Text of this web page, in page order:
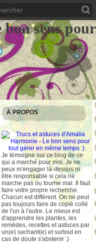
sens pour
À PROPOS
Je témoigne sur ce blog de ce
qui a marché pour moi. Je ne
peux m'engager là-dessus ni
être responsable si cela ne
marche pas ou tourne mal. Il faut
faire votre propre recherche.
Chacun est différent. On ne peut
pas toujours faire de copié collé
de l'un à l'autre. Le mieux est
d'apprendre les plantes, les
remèdes, recettes et astuces par
un(e) sachant(e) et surtout en
cas de doute s'abstenir :)